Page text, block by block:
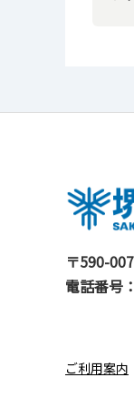
〒590-
電話番号：
ご利用案内